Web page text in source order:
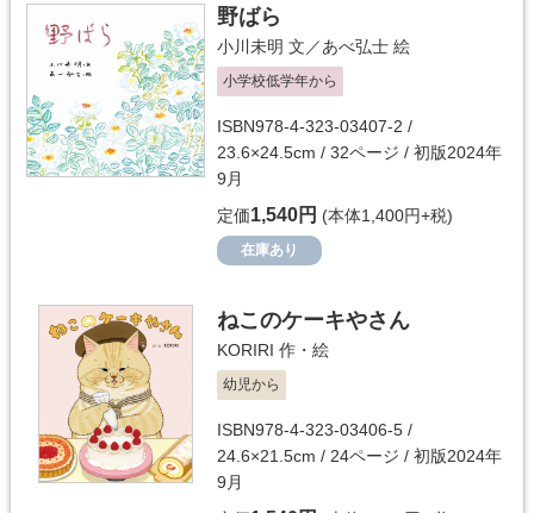
野ばら
小川未明 文／あべ弘士 絵
小学校低学年から
ISBN978-4-323-03407-2 /
23.6×24.5cm / 32ページ / 初版2024年
9月
定価1,540円 (本体1,400円+税)
在庫あり
ねこのケーキやさん
KORIRI 作・絵
幼児から
ISBN978-4-323-03406-5 /
24.6×21.5cm / 24ページ / 初版2024年
9月